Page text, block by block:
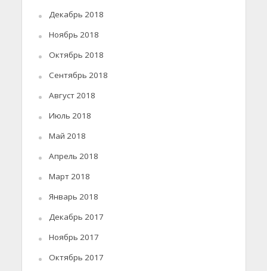
Декабрь 2018
Ноябрь 2018
Октябрь 2018
Сентябрь 2018
Август 2018
Июль 2018
Май 2018
Апрель 2018
Март 2018
Январь 2018
Декабрь 2017
Ноябрь 2017
Октябрь 2017